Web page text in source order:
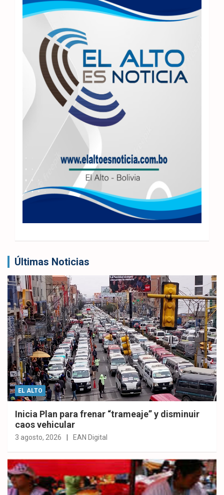
Últimas Noticias
EL ALTO
Inicia Plan para frenar “trameaje” y disminuir
caos vehicular
3 agosto, 2026 EAN Digital